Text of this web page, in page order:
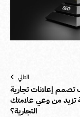
التالي
تصمم إعلانات تجارية
تزيد من وعي علامتك
التجارية؟